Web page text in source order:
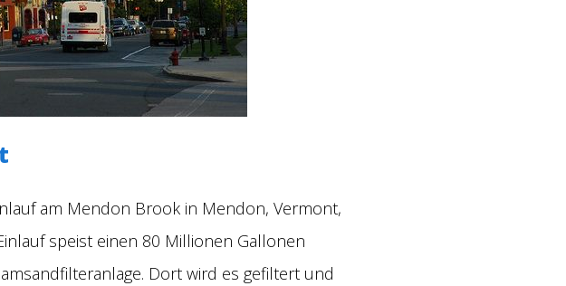
am Mendon Brook in Mendon, Vermont,
speist einen 80 Millionen Gallonen
Dort wird es gefiltert und